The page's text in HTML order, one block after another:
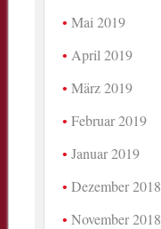
Mai 2019
April 2019
März 2019
Februar 2019
Januar 2019
Dezember 2018
November 2018